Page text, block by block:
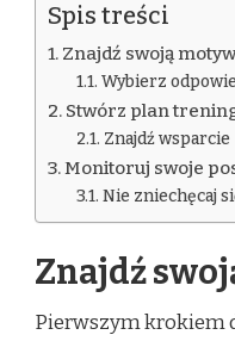
Spis treści
Znajdź swoją
Wybierz
Stwórz plan
Znajdź wsparcie
Monitoruj swoje
Nie zniechęcaj
Znajdź
Pierwszym krokiem